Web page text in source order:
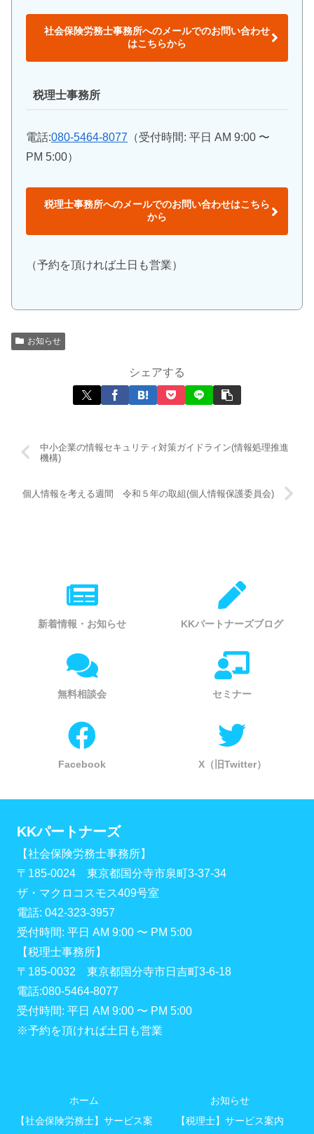
社会保険労務士事務所へのメールでのお問い合わせ
はこちらから
税理士事務所
電話:080-5464-8077 （受付時間: 平日 AM 9:00 〜
PM 5:00）
税理士事務所へのメールでのお問い合わせはこちら
から
（予約を頂ければ土日も営業）
お知らせ
シェアする
中小企業の情報セキュリティ対策ガイドライン(情報処理推進
機構)
個人情報を考える週間 令和５年の取組(個人情報保護委員会)
新着情報・お知らせ KKパートナーズブログ
無料相談会 セミナー
Facebook X（旧Twitter）
KKパートナーズ
【社会保険労務士事務所】
〒185-0024 東京都国分寺市泉町3-37-34
ザ・マクロコスモス409号室
電話: 042-323-3957
受付時間: 平日 AM 9:00 〜 PM 5:00
【税理士事務所】
〒185-0032 東京都国分寺市日吉町3-6-18
電話:080-5464-8077
受付時間: 平日 AM 9:00 〜 PM 5:00
※予約を頂ければ土日も営業
ホーム
お知らせ
【社会保険労務士】サービス案
【税理士】サービス案内